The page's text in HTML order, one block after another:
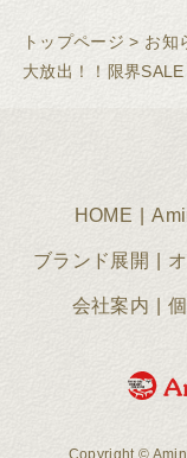
トップページ > お知
大放出！！限界SALE
HOME
ブランド展開
会社案内
Copyright ©